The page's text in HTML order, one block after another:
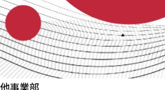
他事業部